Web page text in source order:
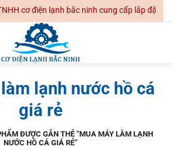
cơ điện lạnh bắc ninh cung cấp lắp đặt
lạnh nước hồ cá
giá rẻ
ĐƯỢC GẮN THẺ “MUA MÁY LÀM LẠNH
NƯỚC HỒ CÁ GIÁ RẺ”